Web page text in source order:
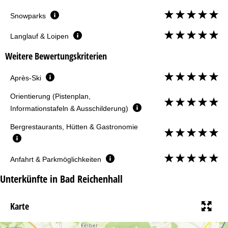
Snowparks
Langlauf & Loipen
Weitere Bewertungskriterien
Après-Ski
Orientierung (Pistenplan,
Informationstafeln & Ausschilderung)
Bergrestaurants, Hütten & Gastronomie
Anfahrt & Parkmöglichkeiten
Unterkünfte in Bad Reichenhall
Karte